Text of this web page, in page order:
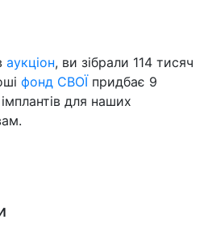
аукціон, ви зібрали 114 тисяч
фонд СВОЇ придбає 9
для наших